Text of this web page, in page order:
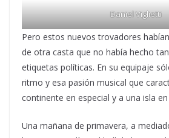
Daniel Viglietti
Pero estos nuevos trovadores
de otra casta que no había hecho
etiquetas políticas. En su equipaje
ritmo y esa pasión musical que
continente en especial y a una isla
Una mañana de primavera, a